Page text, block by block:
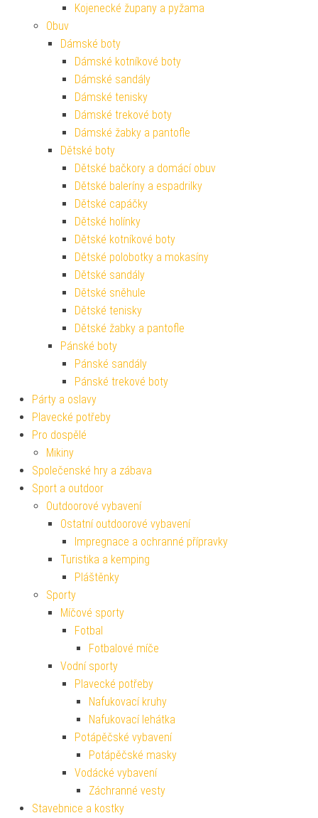
Kojenecké župany a pyžama
Obuv
Dámské boty
Dámské kotníkové boty
Dámské sandály
Dámské tenisky
Dámské trekové boty
Dámské žabky a pantofle
Dětské boty
Dětské bačkory a domácí obuv
Dětské baleríny a espadrilky
Dětské capáčky
Dětské holínky
Dětské kotníkové boty
Dětské polobotky a mokasíny
Dětské sandály
Dětské sněhule
Dětské tenisky
Dětské žabky a pantofle
Pánské boty
Pánské sandály
Pánské trekové boty
Párty a oslavy
Plavecké potřeby
Pro dospělé
Mikiny
Společenské hry a zábava
Sport a outdoor
Outdoorové vybavení
Ostatní outdoorové vybavení
Impregnace a ochranné přípravky
Turistika a kemping
Pláštěnky
Sporty
Míčové sporty
Fotbal
Fotbalové míče
Vodní sporty
Plavecké potřeby
Nafukovací kruhy
Nafukovací lehátka
Potápěčské vybavení
Potápěčské masky
Vodácké vybavení
Záchranné vesty
Stavebnice a kostky